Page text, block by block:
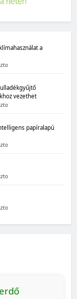
a
vezethet
papíralapú
erdő